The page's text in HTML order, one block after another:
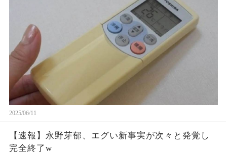
2025/06/11
【速報】永野芽郁、エグい新事実が次々と発覚し
完全終了w